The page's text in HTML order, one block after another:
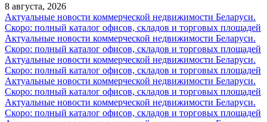
8 августа, 2026
Актуальные новости коммерческой недвижимости Беларуси.
Скоро: полный каталог офисов, складов и торговых площадей
Актуальные новости коммерческой недвижимости Беларуси.
Скоро: полный каталог офисов, складов и торговых площадей
Актуальные новости коммерческой недвижимости Беларуси.
Скоро: полный каталог офисов, складов и торговых площадей
Актуальные новости коммерческой недвижимости Беларуси.
Скоро: полный каталог офисов, складов и торговых площадей
Актуальные новости коммерческой недвижимости Беларуси.
Скоро: полный каталог офисов, складов и торговых площадей